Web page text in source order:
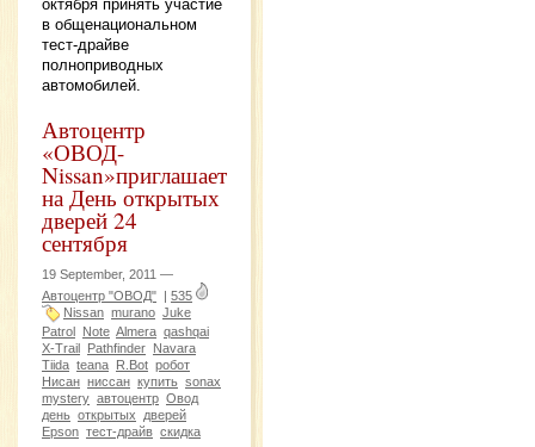
октября принять участие
в общенациональном
тест-драйве
полноприводных
автомобилей.
Автоцентр
«ОВОД-
Nissan»приглашает
на День открытых
дверей 24
сентября
19 September, 2011 —
Автоцентр "ОВОД" | 535
Nissan murano Juke
Patrol Note Almera qashqai
X-Trail Pathfinder Navara
Tiida teana R.Bot робот
Нисан ниссан купить sonax
mystery автоцентр Овод
день открытых
дверей
Epson тест-драйв скидка